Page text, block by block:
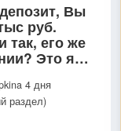
Вы
руб.
так, его же
Это я
а там курс
4 дня
раздел)